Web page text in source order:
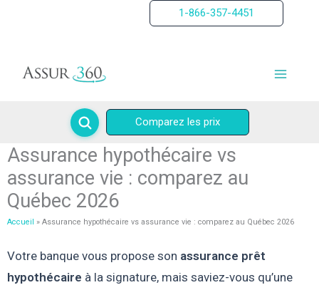
1-866-357-4451
Comparez les prix
Assurance hypothécaire vs
assurance vie : comparez au
Québec 2026
Accueil Assurance hypothécaire vs assurance vie : comparez au Québec 2026
Votre banque vous propose son assurance prêt
hypothécaire à la signature, mais saviez-vous qu’une